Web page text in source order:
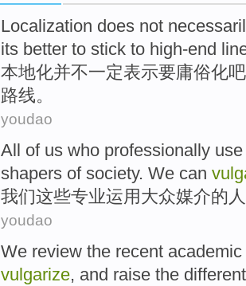
Localization does not
its better to stick to high-end
本地化并不一定表示要庸俗化
路线。
youdao
All of us who professionally
shapers of society. We can
我们这些专业运用 大众媒介的
youdao
We review the recent academic
vulgarize, and raise the